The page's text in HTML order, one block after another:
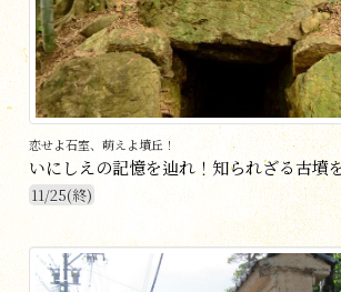
恋せよ石室、萌えよ墳丘！
いにしえの記憶を辿れ！知られざる古墳
11/25(終)
31